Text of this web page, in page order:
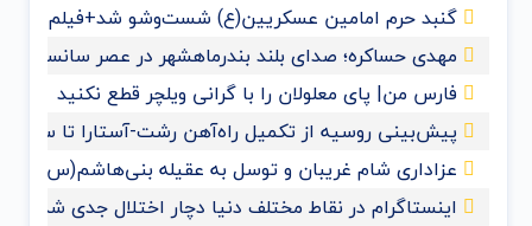
گنبد حرم امامین عسکریین(ع) شست‌وشو شد+فیلم و
مهدی حساکره؛ صدای بلند بندرماهشهر در عصر سانسور
فارس من| پای معلولان را با گرانی ویلچر قطع نکنید
پیش‌بینی روسیه از تکمیل راه‌آهن رشت-آستارا تا سال ‌۲۰۲۸
عزاداری شام غریبان و توسل به عقیله بنی‌هاشم(س) با
اینستاگرام در نقاط مختلف دنیا دچار اختلال جدی شد